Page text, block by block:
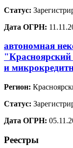
Статус:
Дата ОГРН:
автономная
"Красноярский
и
Регион:
Статус:
Дата ОГРН:
Реестры